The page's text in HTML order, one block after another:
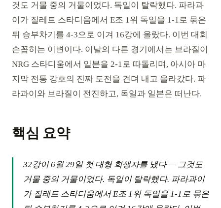
것도 거물 중의 거물이었다. 독일이 탈락했다. 파라과
이가 질레트 스타디움에서 E조 1위 독일을 1-1로 묶은
뒤 승부차기를 4-3으로 이겨 16강에 올랐다. 이번 대회
손꼽히는 이변이다. 이날의 다른 경기에서는 브라질이
NRG 스타디움에서 일본을 2-1로 따돌리며, 아시아 마
지막 전통 강호의 진짜 도전을 견뎌 내고 올라갔다. 파
라과이와 브라질이 전진하고, 독일과 일본은 떠난다.
핵심 요약
32강이 6월 29일 첫 대형 희생자를 냈다 — 그것도
거물 중의 거물이었다. 독일이 탈락했다. 파라과이
가 질레트 스타디움에서 E조 1위 독일을 1-1로 묶은